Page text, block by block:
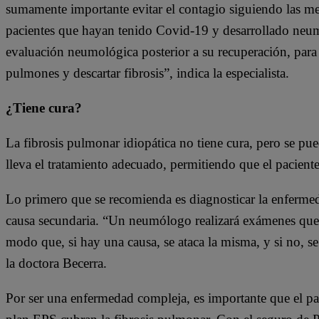
sumamente importante evitar el contagio siguiendo las
pacientes que hayan tenido Covid-19 y desarrollado
evaluación neumológica posterior a su recuperación,
pulmones y descartar fibrosis”, indica la especialista.
¿Tiene cura?
La fibrosis pulmonar idiopática no tiene cura, pero se
lleva el tratamiento adecuado, permitiendo que el
Lo primero que se recomienda es diagnosticar la
causa secundaria. “Un neumólogo realizará exámenes
modo que, si hay una causa, se ataca la misma, y si no,
la doctora Becerra.
Por ser una enfermedad compleja, es importante que el